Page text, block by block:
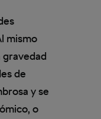
mismo
de
y se
o